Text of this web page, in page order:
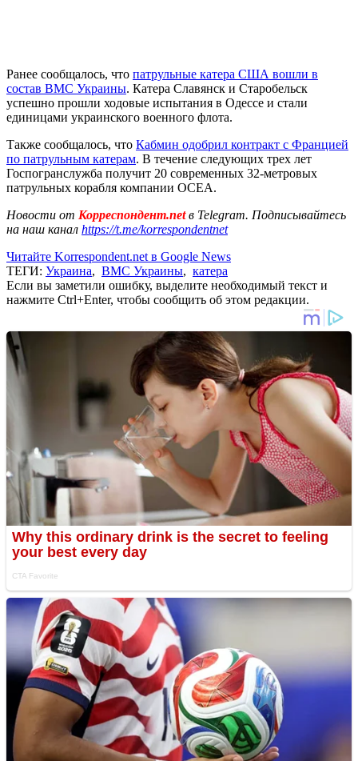
Ранее сообщалось, что патрульные катера США вошли в
состав ВМС Украины. Катера Славянск и Старобельск
успешно прошли ходовые испытания в Одессе и стали
единицами украинского военного флота.
Также сообщалось, что Кабмин одобрил контракт с Францией
по патрульным катерам. В течение следующих трех лет
Госпогранслужба получит 20 современных 32-метровых
патрульных корабля компании ОСЕА.
Новости от Корреспондент.netв Telegram. Подписывайтесь
на наш канал https://t.me/korrespondentnet
Читайте Korrespondent.net в Google News
ТЕГИ: Украина, ВМС Украины, катера
Если вы заметили ошибку, выделите необходимый текст и
нажмите Ctrl+Enter, чтобы сообщить об этом редакции.